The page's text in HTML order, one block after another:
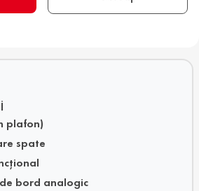
plafon)
spate
bord analogic